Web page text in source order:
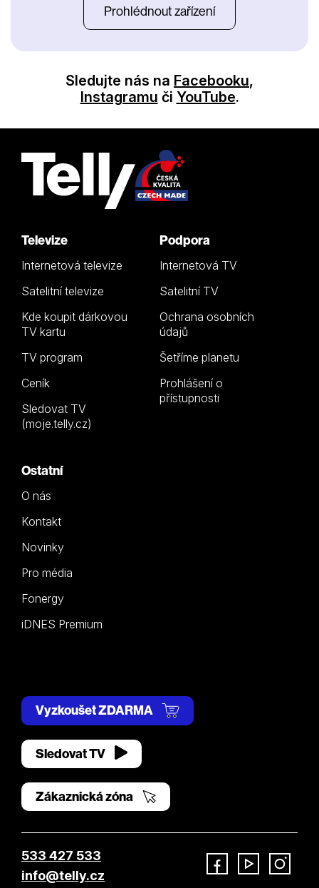
Prohlédnout zařízení
Sledujte nás na Facebooku,
Instagramu či YouTube.
Televize
Internetová televize
Satelitní televize
Kde koupit dárkovou
TV kartu
TV program
Ceník
Sledovat TV
(moje.telly.cz)
Podpora
Internetová TV
Satelitní TV
Ochrana osobních
údajů
Šetříme planetu
Prohlášení o
přístupnosti
Ostatní
O nás
Kontakt
Novinky
Pro média
Fonergy
iDNES Premium
Vyzkoušet ZDARMA
Sledovat TV
Zákaznická zóna
533 427 533
info@telly.cz